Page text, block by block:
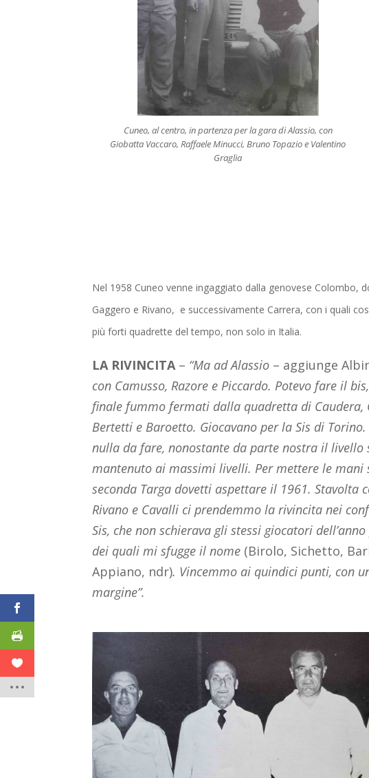
Cuneo, al centro, in partenza per la gara di Alassio, con
Giobatta Vaccaro, Raffaele Minucci, Bruno Topazio e Valentino
Graglia
Nel 1958 Cuneo venne ingaggiato dalla genovese Colombo,
Gaggero e Rivano, e successivamente Carrera, con i quali
più forti quadrette del tempo, non solo in Italia.
LA RIVINCITA – “Ma ad Alassio – aggiunge
con Camusso, Razore e Piccardo. Potevo fare il
finale fummo fermati dalla quadretta di Caudera,
Bertetti e Baroetto. Giocavano per la Sis di
nulla da fare, nonostante da parte nostra il livello
mantenuto ai massimi livelli. Per mettere le mani
seconda Targa dovetti aspettare il 1961. Stavolta
Rivano e Cavalli ci prendemmo la rivincita nei
Sis, che non schierava gli stessi giocatori
dei quali mi sfugge il nome (Birolo, Sichetto,
Appiano, ndr). Vincemmo ai quindici punti, con
margine”.